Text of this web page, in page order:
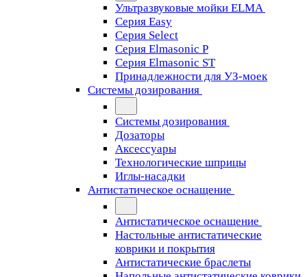
Ультразвуковые мойки ELMA
Серия Easy
Серия Select
Серия Elmasonic P
Серия Elmasonic ST
Принадлежности для УЗ-моек
Системы дозирования
Системы дозирования
Дозаторы
Аксессуары
Технологические шприцы
Иглы-насадки
Антистатическое оснащение
Антистатическое оснащение
Настольные антистатические
коврики и покрытия
Антистатические браслеты